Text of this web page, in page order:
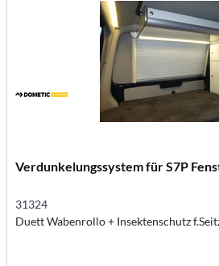
Verdunkelungssystem für S7P
31324
Duett Wabenrollo + Insektenschutz